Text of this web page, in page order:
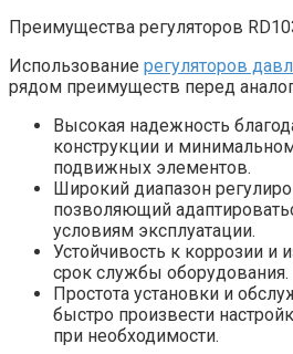
Преимущества регуляторов
Использование регуляторов
рядом преимуществ перед
Высокая надежность
конструкции и
подвижных элементов.
Широкий диапазон
позволяющий
условиям эксплуатации.
Устойчивость к коррозии и
срок службы оборудования.
Простота установки и
быстро произвести
при необходимости.